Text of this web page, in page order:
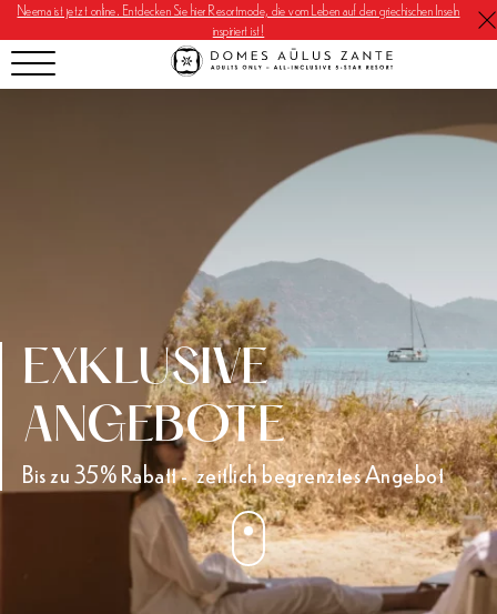
Neema ist jetzt online. Entdecken Sie hier Resortmode, die vom Leben auf den griechischen Inseln
inspiriert ist!
EXKLUSIVE
ANGEBOTE
Bis zu 35% Rabatt - zeitlich begrenztes Angebot